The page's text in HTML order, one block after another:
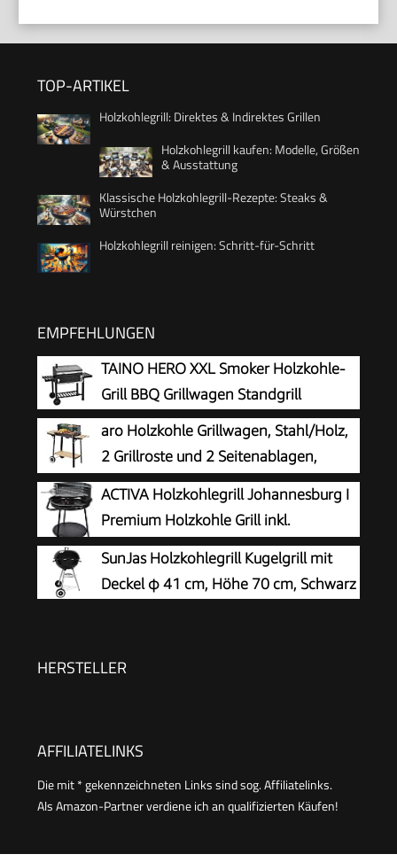
TOP-ARTIKEL
Holzkohlegrill: Direktes & Indirektes Grillen
Holzkohlegrill kaufen: Modelle, Größen
& Ausstattung
Klassische Holzkohlegrill-Rezepte: Steaks &
Würstchen
Holzkohlegrill reinigen: Schritt-für-Schritt
EMPFEHLUNGEN
TAINO HERO XXL Smoker Holzkohle-
Grill BBQ Grillwagen Standgrill
aro Holzkohle Grillwagen, Stahl/Holz,
2 Grillroste und 2 Seitenablagen,
Holzgriffen, mit 2 Räder, Windschutz,
grün (grün)
ACTIVA Holzkohlegrill Johannesburg I
Premium Holzkohle Grill inkl.
hochwertigem & verchromtem
Grillrost I Robuster Kohlegrill für ein einzigartiges
Grillerlebnis I inkl. Warmhalterost
SunJas Holzkohlegrill Kugelgrill mit
Deckel φ 41 cm, Höhe 70 cm, Schwarz
HERSTELLER
AFFILIATELINKS
Die mit * gekennzeichneten Links sind sog. Affiliatelinks.
Als Amazon-Partner verdiene ich an qualifizierten Käufen!